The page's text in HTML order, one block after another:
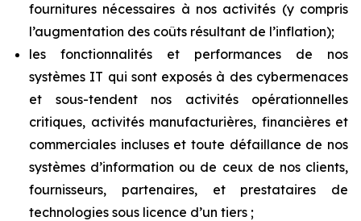
fournitures nécessaires à nos activités (y compris
l’augmentation des coûts résultant de l’inflation);
les fonctionnalités et performances de nos
systèmes IT qui sont exposés à des cybermenaces
et sous-tendent nos activités opérationnelles
critiques, activités manufacturières, financières et
commerciales incluses et toute défaillance de nos
systèmes d’information ou de ceux de nos clients,
fournisseurs, partenaires, et prestataires de
technologies sous licence d’un tiers ;